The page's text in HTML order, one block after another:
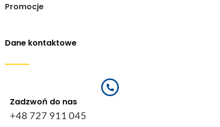
Promocje
Dane kontaktowe
Zadzwoń do nas
+48 727 911 045